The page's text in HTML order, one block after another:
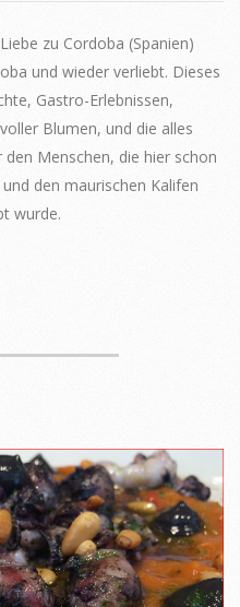
zu Cordoba (Spanien)
und wieder verliebt. Dieses
Gastro-Erlebnissen,
Blumen, und die alles
Menschen, die hier schon
den maurischen Kalifen
wurde.